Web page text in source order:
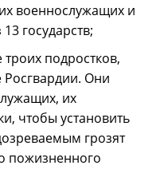
военнослужащих и
государств;
подростков,
Росгвардии. Они
их
чтобы установить
грозят
пожизненного